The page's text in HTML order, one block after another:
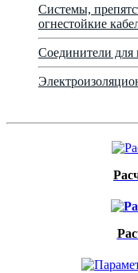
Системы,
огнестойкие
Соединители для